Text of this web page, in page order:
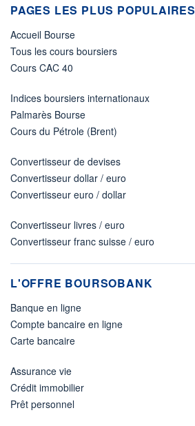
PAGES LES PLUS POPULAIRES
Accueil Bourse
Tous les cours boursiers
Cours CAC 40
Indices boursiers internationaux
Palmarès Bourse
Cours du Pétrole (Brent)
Convertisseur de devises
Convertisseur dollar / euro
Convertisseur euro / dollar
Convertisseur livres / euro
Convertisseur franc suisse / euro
L'OFFRE BOURSOBANK
Banque en ligne
Compte bancaire en ligne
Carte bancaire
Assurance vie
Crédit immobilier
Prêt personnel